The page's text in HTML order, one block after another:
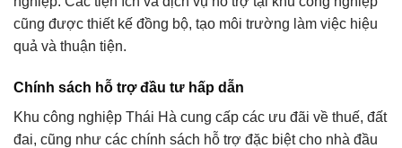
cũng được thiết kế đồng bộ, tạo môi trường làm việc hiệu
quả và thuận tiện.
Chính sách hỗ trợ đầu tư hấp dẫn
Khu công nghiệp Thái Hà cung cấp các ưu đãi về thuế, đất
đai, cũng như các chính sách hỗ trợ đặc biệt cho nhà đầu